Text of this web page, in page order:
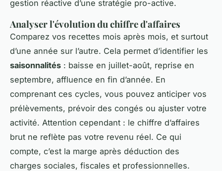
gestion réactive d’une stratégie pro-active.
Analyser l'évolution du chiffre d'affaires
Comparez vos recettes mois après mois, et surtout
d’une année sur l’autre. Cela permet d’identifier les
saisonnalités : baisse en juillet-août, reprise en
septembre, affluence en fin d’année. En
comprenant ces cycles, vous pouvez anticiper vos
prélèvements, prévoir des congés ou ajuster votre
activité. Attention cependant : le chiffre d’affaires
brut ne reflète pas votre revenu réel. Ce qui
compte, c’est la marge après déduction des
charges sociales, fiscales et professionnelles.